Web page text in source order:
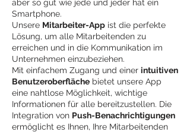
aber so gut wie jede und jeder hat ein
Smartphone.
Unsere Mitarbeiter-App ist die perfekte
Lösung, um alle Mitarbeitenden zu
erreichen und in die Kommunikation im
Unternehmen einzubeziehen.
Mit einfachem Zugang und einer intuitiven
Benutzeroberfläche bietet unsere App
eine nahtlose Möglichkeit, wichtige
Informationen für alle bereitzustellen. Die
Integration von Push-Benachrichtigungen
ermöglicht es Ihnen, Ihre Mitarbeitenden